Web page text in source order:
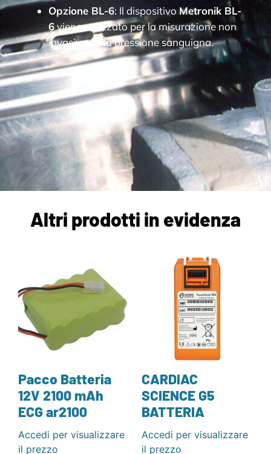
Opzione BL-6: Il dispositivoMetronikBL-
6viene utilizzato per la misurazione non
invasiva della pressione sanguigna.
Altri prodotti in evidenza
Pacco Batteria
12V 2100 mAh
ECG ar2100
Accedi per visualizzare
il prezzo
CARDIAC
SCIENCE G5
BATTERIA
Accedi per visualizzare
il prezzo